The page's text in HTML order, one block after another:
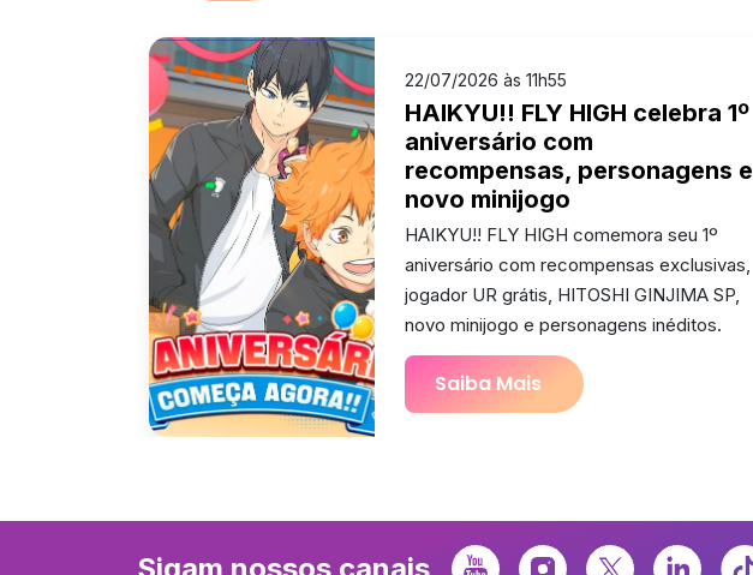
22/07/2026 às 11h55
HAIKYU!! FLY HIGH celebra 1º
aniversário com
recompensas, personagens e
novo minijogo
HAIKYU!! FLY HIGH comemora seu 1º
aniversário com recompensas exclusivas,
jogador UR grátis, HITOSHI GINJIMA SP,
novo minijogo e personagens inéditos.
Saiba Mais